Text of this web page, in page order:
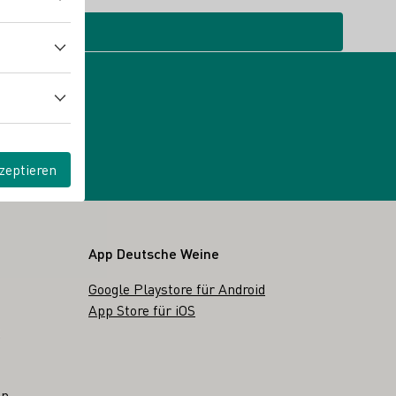
App Deutsche Weine
Google Playstore für Android
App Store für iOS